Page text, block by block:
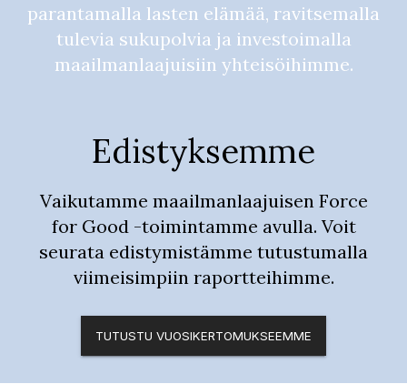
parantamalla lasten elämää, ravitsemalla
tulevia sukupolvia ja investoimalla
maailmanlaajuisiin yhteisöihimme.
Edistyksemme
Vaikutamme maailmanlaajuisen Force
for Good -toimintamme avulla. Voit
seurata edistymistämme tutustumalla
viimeisimpiin raportteihimme.
TUTUSTU VUOSIKERTOMUKSEEMME